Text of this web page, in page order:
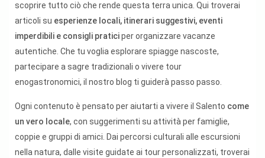
scoprire tutto ciò che rende questa terra unica. Qui troverai
articoli su esperienze locali, itinerari suggestivi, eventi
imperdibili e consigli praticiper organizzare vacanze
autentiche. Che tu voglia esplorare spiagge nascoste,
partecipare a sagre tradizionali o vivere tour
enogastronomici, il nostro blog ti guiderà passo passo.
Ogni contenuto è pensato per aiutarti a vivere il Salento come
un vero locale, con suggerimenti su attività per famiglie,
coppie e gruppi di amici. Dai percorsi culturali alle escursioni
nella natura, dalle visite guidate ai tour personalizzati, troverai